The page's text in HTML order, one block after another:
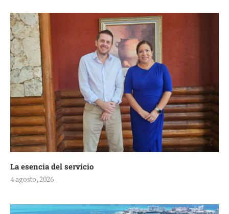
La esencia del servicio
4 agosto, 2026